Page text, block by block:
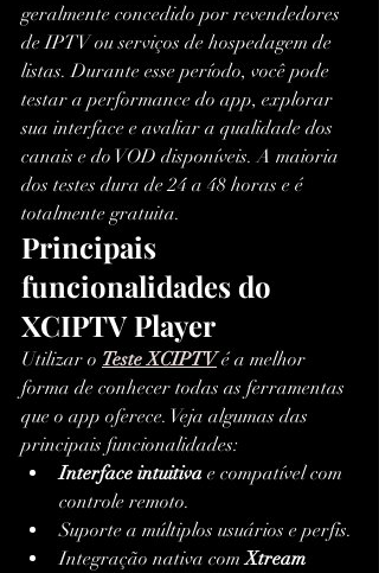
geralmente concedido por revendedores
de IPTV ou serviços de hospedagem de
listas. Durante esse período, você pode
testar a performance do app, explorar
sua interface e avaliar a qualidade dos
canais e do VOD disponíveis. A maioria
dos testes dura de 24 a 48 horas e é
totalmente gratuita.
Principais
funcionalidades do
XCIPTV Player
Utilizar o Teste XCIPTV é a melhor
forma de conhecer todas as ferramentas
que o app oferece. Veja algumas das
principais funcionalidades:
Interface intuitiva e compatível com
controle remoto.
Suporte a múltiplos usuários e perfis.
Integração nativa com Xtream